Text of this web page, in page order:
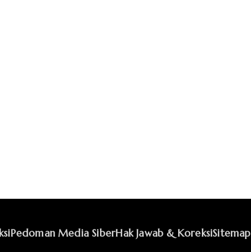
Pedoman Media SiberHak Jawab & KoreksiSitemap